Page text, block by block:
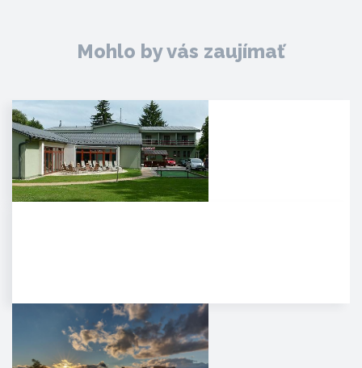
Mohlo by vás zaujímať